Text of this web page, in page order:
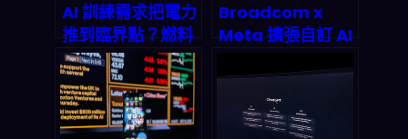
AI 訓練需求把電力
推到臨界點？燃料
電池為什麼成了
2026 能源解法的
新選手
Broadcom x
Meta 擴張自訂 AI
級」：2026 你該
怎麼押注 AI 基礎
設施供應鏈？